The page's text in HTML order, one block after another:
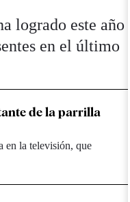
logrado este año
en el último
de la parrilla
en la televisión, que